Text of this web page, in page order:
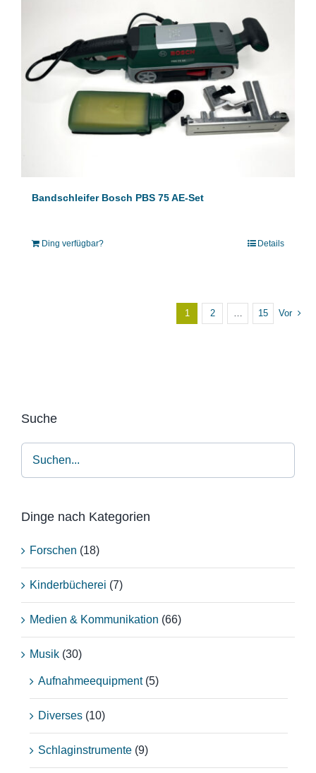
Bandschleifer Bosch PBS 75 AE-Set
Ding verfügbar? Details
1 2 … 15 Vor
Suche
Dinge nach Kategorien
Forschen (18)
Kinderbücherei (7)
Medien & Kommunikation (66)
Musik (30)
Aufnahmeequipment (5)
Diverses (10)
Schlaginstrumente (9)